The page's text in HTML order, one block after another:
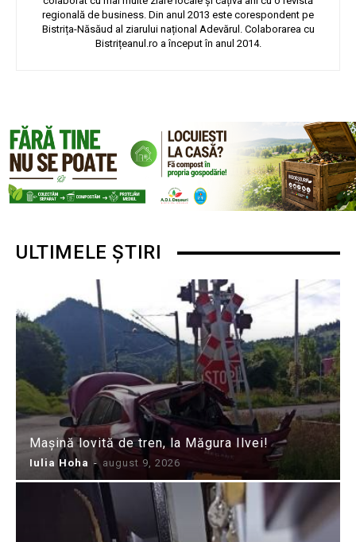
regională de business. Din anul 2013 este corespondent pe
Bistrița-Năsăud al ziarului național Adevărul. Colaborarea cu
Bistrițeanul.ro a început în anul 2014.
ULTIMELE ȘTIRI
Mașină lovită de tren, la Măgura Ilvei!
Iulia Hoha - august 9, 2026